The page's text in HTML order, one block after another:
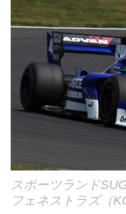
スポーツランド
フェネストラズ（